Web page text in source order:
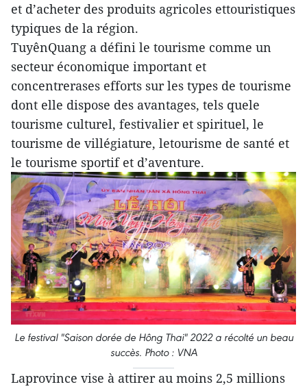
et d’acheter des produits agricoles ettouristiques
typiques de la région.
TuyênQuang a défini le tourisme comme un
secteur économique important et
concentrerases efforts sur les types de tourisme
dont elle dispose des avantages, tels quele
tourisme culturel, festivalier et spirituel, le
tourisme de villégiature, letourisme de santé et
le tourisme sportif et d’aventure.
Le festival "Saison dorée de Hông Thai" 2022 a récolté un beau
succès. Photo : VNA
Laprovince vise à attirer au moins 2,5 millions